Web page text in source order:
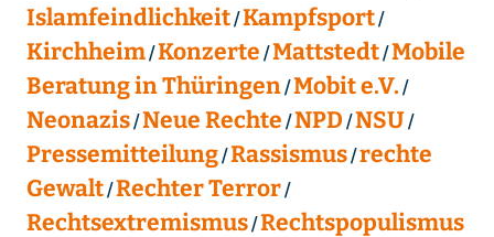
Islamfeindlichkeit Kampfsport
Kirchheim Konzerte Mattstedt Mobile
Beratung in Thüringen Mobit e.V.
Neonazis Neue Rechte NPD NSU
Pressemitteilung Rassismus rechte
Gewalt Rechter Terror
Rechtsextremismus Rechtspopulismus